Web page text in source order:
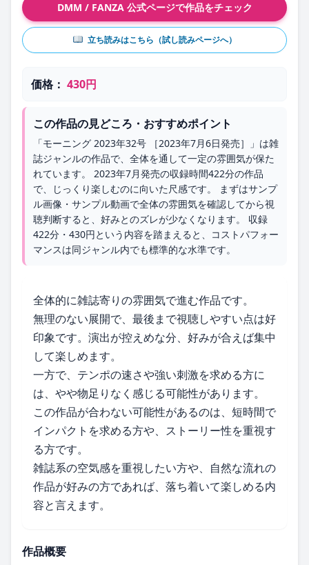
DMM / FANZA 公式ページで作品をチェック
立ち読みはこちら（試し読みページへ）
価格： 430円
この作品の見どころ・おすすめポイント
「モーニング 2023年32号 ［2023年7月6日発売］」は雑
誌ジャンルの作品で、全体を通して一定の雰囲気が保た
れています。 2023年7月発売の収録時間422分の作品
で、じっくり楽しむのに向いた尺感です。 まずはサンプ
ル画像・サンプル動画で全体の雰囲気を確認してから視
聴判断すると、好みとのズレが少なくなります。 収録
422分・430円という内容を踏まえると、コストパフォー
マンスは同ジャンル内でも標準的な水準です。
全体的に雑誌寄りの雰囲気で進む作品です。
無理のない展開で、最後まで視聴しやすい点は好
印象です。演出が控えめな分、好みが合えば集中
して楽しめます。
一方で、テンポの速さや強い刺激を求める方に
は、やや物足りなく感じる可能性があります。
この作品が合わない可能性があるのは、短時間で
インパクトを求める方や、ストーリー性を重視す
る方です。
雑誌系の空気感を重視したい方や、自然な流れの
作品が好みの方であれば、落ち着いて楽しめる内
容と言えます。
作品概要